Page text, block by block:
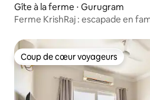
Gîte à la ferme ⋅ Gurugram
Ferme KrishRaj : escapade en
Coup de cœur voyageurs
Coup de cœur voyageurs